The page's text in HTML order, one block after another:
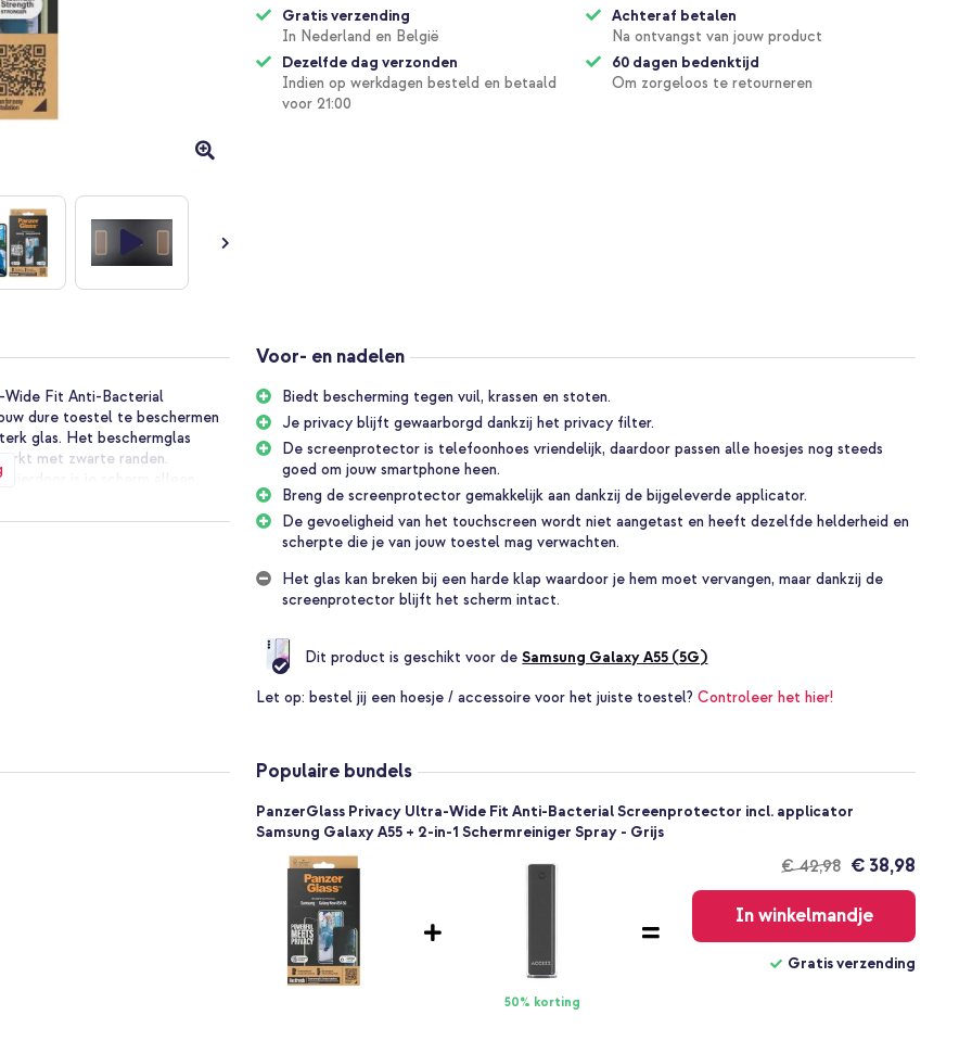
Gratis verzending
In Nederland en België
Dezelfde dag verzonden
Indien op werkdagen besteld en betaald
voor 21:00
Achteraf betalen
Na ontvangst van jouw product
60 dagen bedenktijd
Om zorgeloos te retourneren
Wide Fit Anti-Bacterial
dure toestel te beschermen
glas. Het beschermglas
met zwarte randen.
is je scherm alleen
aangetast en heeft dezelfde
hetzelfde aanvoelt als de
jouw toestel en is mooi
van je toestel beschermd en je
hoesjes goed om jouw
Voor- en nadelen
Biedt bescherming tegen vuil, krassen en stoten.
Je privacy blijft gewaarborgd dankzij het privacy filter.
De screenprotector is telefoonhoes vriendelijk, daardoor passen alle hoesjes nog steeds
goed om jouw smartphone heen.
Breng de screenprotector gemakkelijk aan dankzij de bijgeleverde applicator.
De gevoeligheid van het touchscreen wordt niet aangetast en heeft dezelfde helderheid en
scherpte die je van jouw toestel mag verwachten.
Het glas kan breken bij een harde klap waardoor je hem moet vervangen, maar dankzij de
screenprotector blijft het scherm intact.
Dit product is geschikt voor deSamsung Galaxy A55 (5G)
Let op: bestel jij een hoesje / accessoire voor het juiste toestel?Controleer het hier!
Populaire bundels
PanzerGlass Privacy Ultra-Wide Fit Anti-Bacterial Screenprotector incl. applicator
Samsung Galaxy A55 + 2-in-1 Schermreiniger Spray - Grijs
50% korting
€ 42,98
Gratis
verzending
€ 38,98
In winkelmandje
Gratis verzending